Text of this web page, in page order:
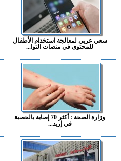
سعي عربي لمعالجة استخدام الأطفال
للمحتوى في منصات التوا...
وزارة الصحة : أكثر 70 إصابة بالحصبة
في إربد...